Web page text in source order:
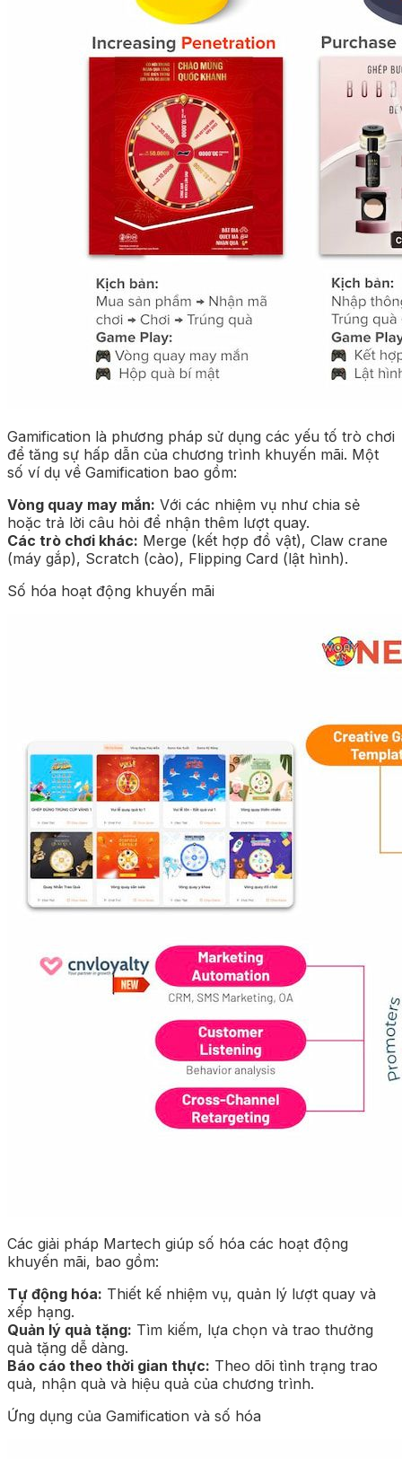
Gamification là phương pháp sử dụng các yếu tố trò chơi
để tăng sự hấp dẫn của chương trình khuyến mãi. Một
số ví dụ về Gamification bao gồm:
Vòng quay may mắn: Với các nhiệm vụ như chia sẻ
hoặc trả lời câu hỏi để nhận thêm lượt quay.
Các trò chơi khác: Merge (kết hợp đồ vật), Claw crane
(máy gắp), Scratch (cào), Flipping Card (lật hình).
Số hóa hoạt động khuyến mãi
Các giải pháp Martech giúp số hóa các hoạt động
khuyến mãi, bao gồm:
Tự động hóa: Thiết kế nhiệm vụ, quản lý lượt quay và
xếp hạng.
Quản lý quà tặng: Tìm kiếm, lựa chọn và trao thưởng
quà tặng dễ dàng.
Báo cáo theo thời gian thực: Theo dõi tình trạng trao
quà, nhận quà và hiệu quả của chương trình.
Ứng dụng của Gamification và số hóa